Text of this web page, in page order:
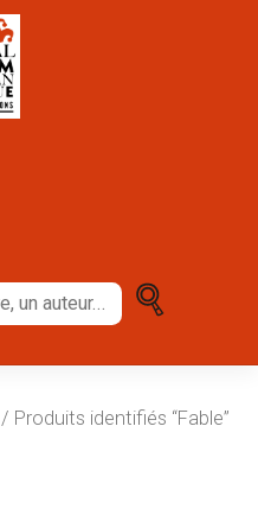
/ Produits identifiés “Fable”